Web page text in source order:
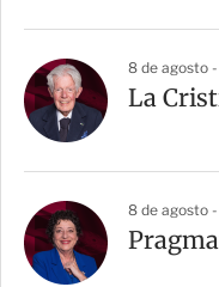
8 de agosto
La
8 de agosto